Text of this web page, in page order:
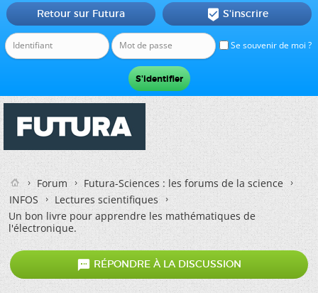
Se souvenir de moi ?
Retour sur Futura  S'inscrire
Forum
Futura-Sciences : les forums de la science
INFOS
Lectures scientifiques
Un bon livre pour apprendre les mathématiques de
l'électronique.
 RÉPONDRE À LA DISCUSSION